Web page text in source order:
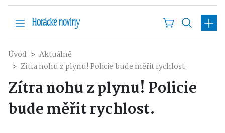
Úvod
Aktuálně
Zítra nohu z plynu! Policie bude měřit rychlost.
Zítra nohu z plynu! Policie
bude měřit rychlost.